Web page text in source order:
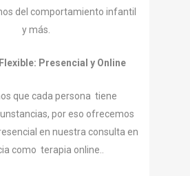
del comportamiento infantil
y más.
Presencial y Online
que cada persona tiene
por eso ofrecemos
en nuestra consulta en
como terapia online..